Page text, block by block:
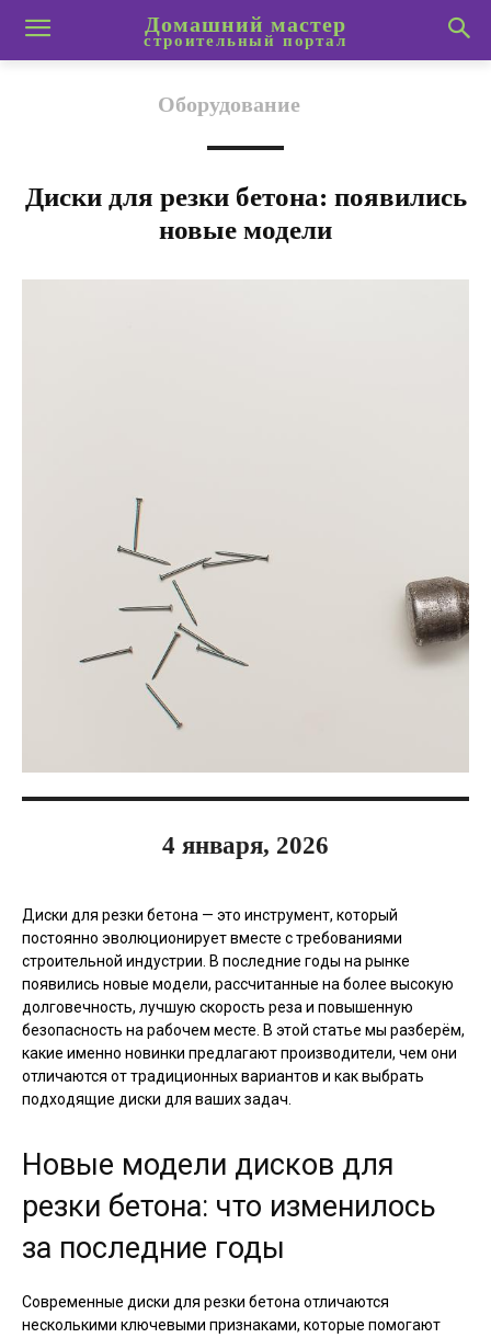
Домашний мастер
строительный портал
Оборудование
Диски для резки бетона: появились
новые модели
4 января, 2026
Диски для резки бетона — это инструмент, который
постоянно эволюционирует вместе с требованиями
строительной индустрии. В последние годы на рынке
появились новые модели, рассчитанные на более высокую
долговечность, лучшую скорость реза и повышенную
безопасность на рабочем месте. В этой статье мы разберём,
какие именно новинки предлагают производители, чем они
отличаются от традиционных вариантов и как выбрать
подходящие диски для ваших задач.
Новые модели дисков для
резки бетона: что изменилось
за последние годы
Современные диски для резки бетона отличаются
несколькими ключевыми признаками, которые помогают